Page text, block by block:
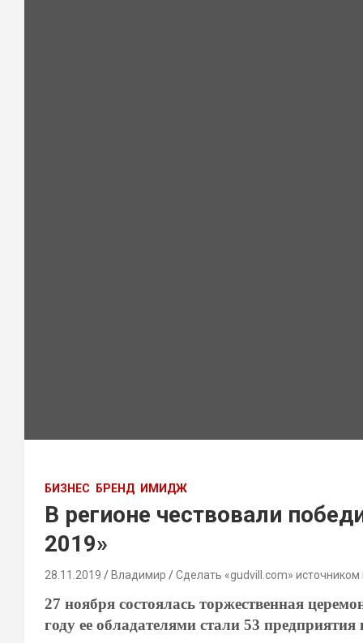
БИЗНЕС БРЕНД ИМИДЖ
В регионе чествовали
2019»
28.11.2019 Владимир Сделать «gudvill.com» источником
27 ноября состоялась торжественная
году ее обладателями стали 53